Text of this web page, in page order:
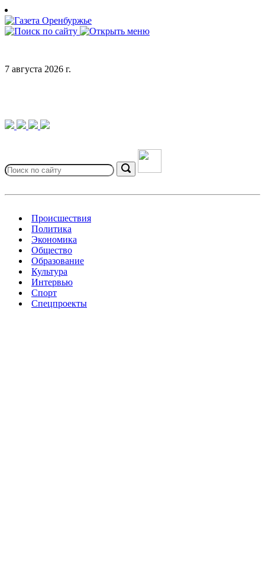
Skip
to
content
7 августа 2026 г.
for:
Search
Происшествия
Политика
Экономика
Общество
Образование
Культура
Интервью
Спорт
Спецпроекты